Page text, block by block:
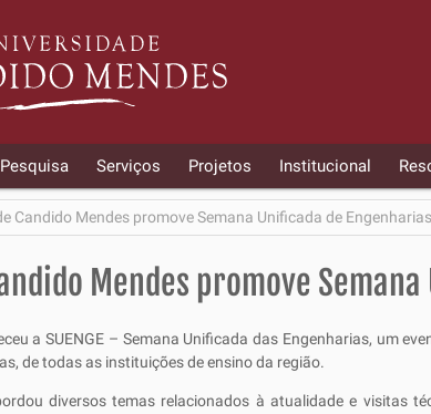
Pesquisa Serviços Projetos Institucional
Candido Mendes promove Semana Unificada de Engenharias
Mendes promove
a SUENGE – Semana Unificada das Engenharias, um
de todas as instituições de ensino da região.
diversos temas relacionados à atualidade e visitas